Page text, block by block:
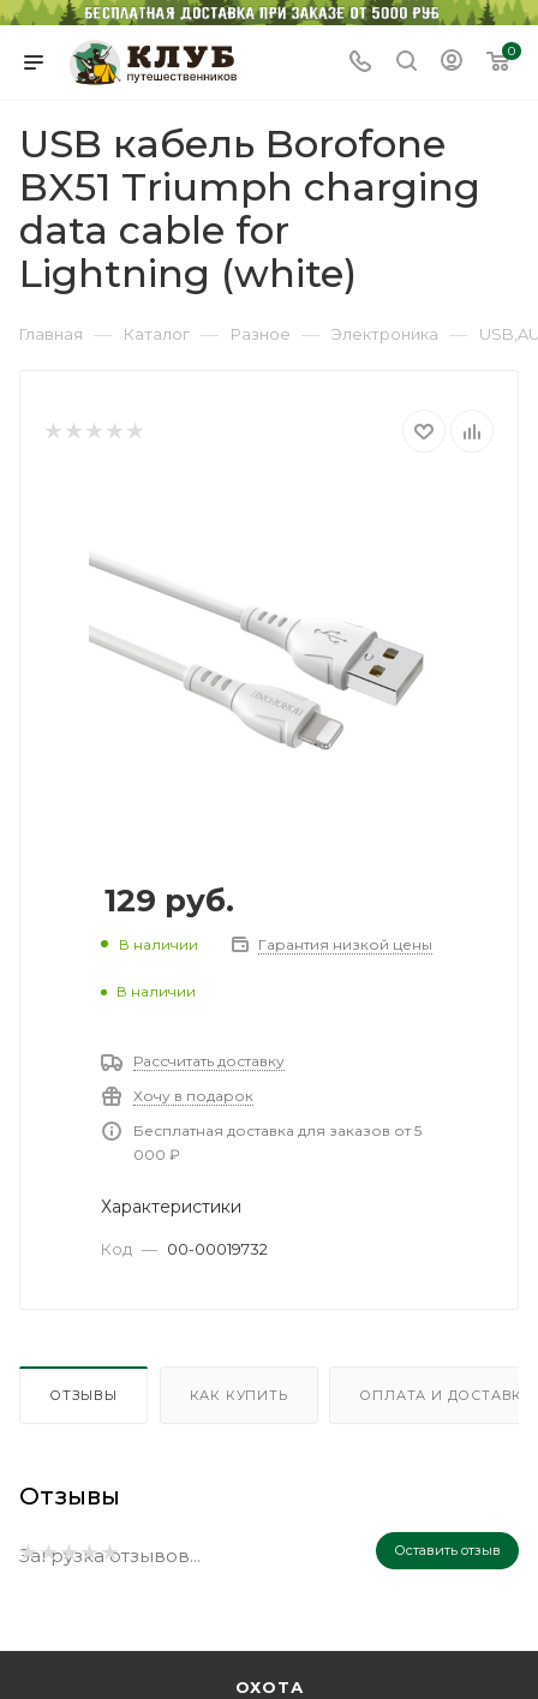
0
USB кабель Borofone
BX51 Triumph charging
data cable for
Lightning (white)
Главная — Каталог — Разное — Электроника —
129 руб.
В наличии Гарантия низкой цены
В наличии
Рассчитать доставку
Хочу в подарок
Бесплатная доставка для заказов от 5
000 ₽
Характеристики
Код — 00-00019732
ОТЗЫВЫ КАК КУПИТЬ ОПЛАТА И ДОСТАВКА
Отзывы
Оставить отзыв
Загрузка отзывов...
ОХОТА